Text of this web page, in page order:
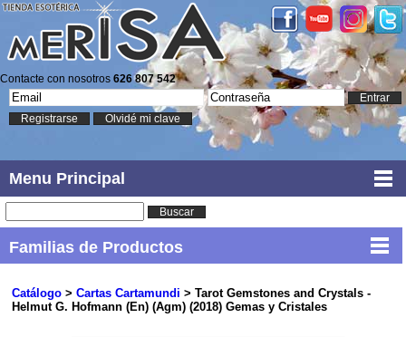
Contacte con nosotros 626 807 542
Entrar
Registrarse
Olvidé mi clave
Menu Principal
Buscar
Familias de Productos
Catálogo> Cartas Cartamundi > Tarot Gemstones and Crystals -
Helmut G. Hofmann (En) (Agm) (2018) Gemas y Cristales